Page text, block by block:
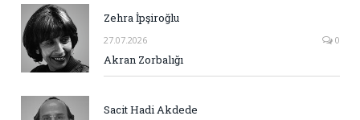
Zehra İpşiroğlu
27.07.2026 0
Akran Zorbalığı
Sacit Hadi Akdede